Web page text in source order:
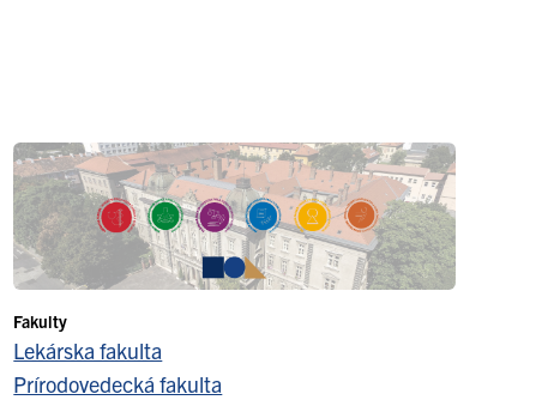
Fakulty
Lekárska fakulta
Prírodovedecká fakulta